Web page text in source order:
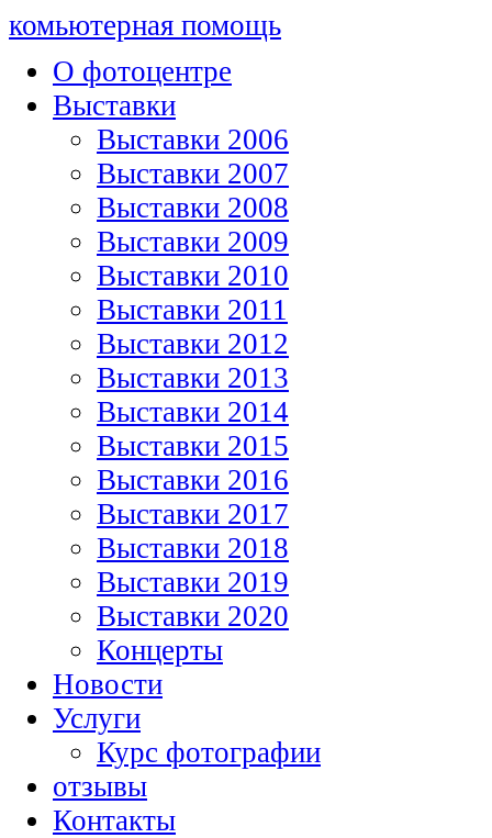
комьютерная помощь
О фотоцентре
Выставки
Выставки 2006
Выставки 2007
Выставки 2008
Выставки 2009
Выставки 2010
Выставки 2011
Выставки 2012
Выставки 2013
Выставки 2014
Выставки 2015
Выставки 2016
Выставки 2017
Выставки 2018
Выставки 2019
Выставки 2020
Концерты
Новости
Услуги
Курс фотографии
отзывы
Контакты